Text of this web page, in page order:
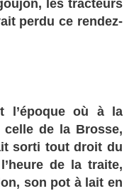
les tracteurs
perdu ce rendez-
l’époque où à la
celle de la Brosse,
sorti tout droit du
de la traite,
son pot à lait en